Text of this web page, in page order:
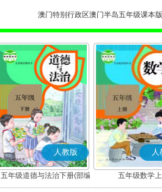
澳门特别行政区澳门半岛五年级课本
人教版
五年级道德与法治下册(部编
版)
人
五年级数学